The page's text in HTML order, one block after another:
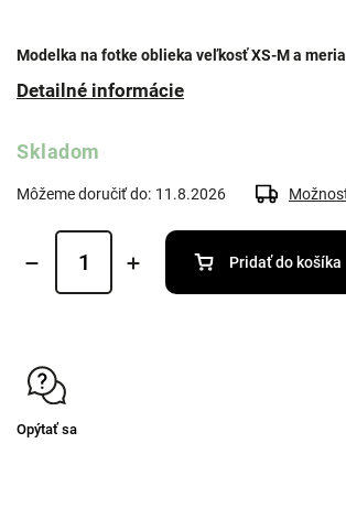
Modelka na fotke oblieka veľkosť XS-M a
Detailné informácie
Skladom
Môžeme doručiť do: 11.8.2026
Pridať do košíka
Opýtať sa